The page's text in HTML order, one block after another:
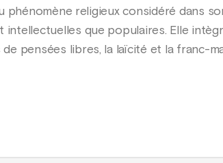
phénomène religieux considéré dans
que populaires. Elle
pensées libres, la laïcité et la franc-